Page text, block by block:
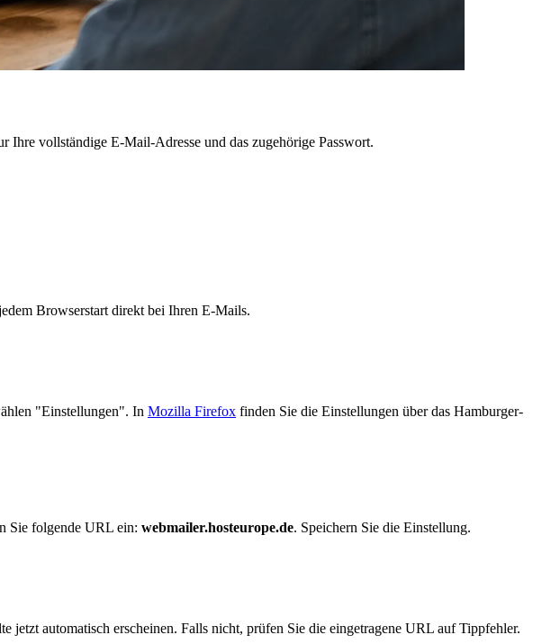
Ihre vollständige E-Mail-Adresse und das zugehörige Passwort.
Browserstart direkt bei Ihren E-Mails.
"Einstellungen". In Mozilla Firefox finden Sie die Einstellungen über das Hamburger-
Sie folgende URL ein: webmailer.hosteurope.de. Speichern Sie die Einstellung.
automatisch erscheinen. Falls nicht, prüfen Sie die eingetragene URL auf Tippfehler.